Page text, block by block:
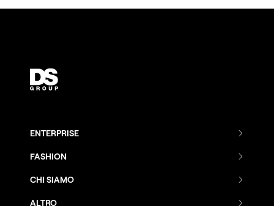
ENTERPRISE
Combenia
Distance Sales
FASHION
Combenia
Distance Sales
CHI SIAMO
Azienda
ALTRO